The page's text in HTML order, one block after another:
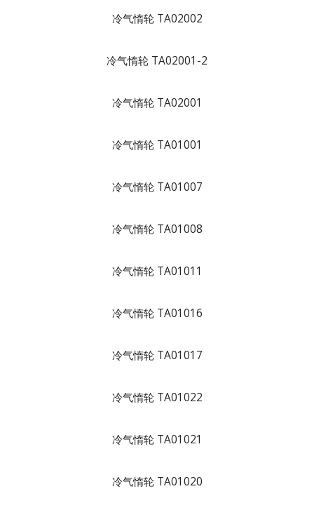
冷气惰轮 TA02002
冷气惰轮 TA02001-2
冷气惰轮 TA02001
冷气惰轮 TA01001
冷气惰轮 TA01007
冷气惰轮 TA01008
冷气惰轮 TA01011
冷气惰轮 TA01016
冷气惰轮 TA01017
冷气惰轮 TA01022
冷气惰轮 TA01021
冷气惰轮 TA01020